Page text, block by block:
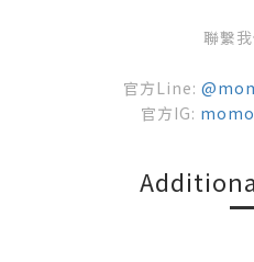
聯繫
官方Line:
官方IG: